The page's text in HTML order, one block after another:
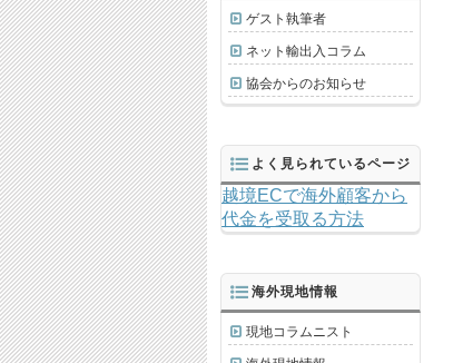
ゲスト執筆者
ネット輸出入コラム
協会からのお知らせ
よく見られているページ
越境ECで海外顧客から
代金を受取る方法
海外現地情報
現地コラムニスト